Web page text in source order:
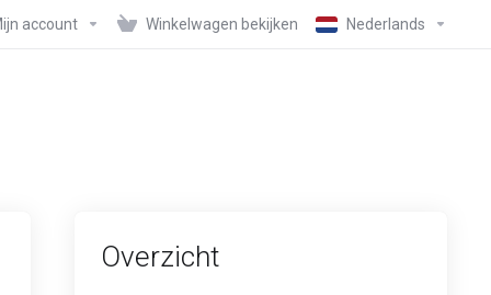
account Winkelwagen bekijken Nederlands
Overzicht